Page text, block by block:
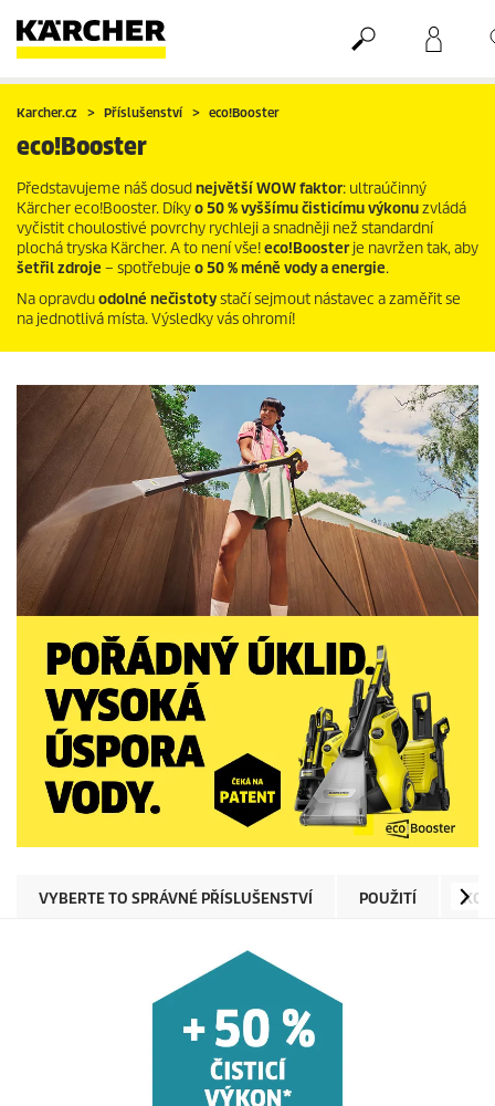
Nákupní košík
Seznam oblíbených produktů
Karcher.cz Příslušenství eco!Booster
eco!Booster
Představujeme náš dosudnejvětší WOW faktor: ultraúčinný
Kärchereco!Booster. Díkyo 50 % vyššímu čisticímu výkonuzvládá
vyčistit choulostivé povrchy rychleji a snadněji než standardní
plochá tryska Kärcher. A to není vše!eco!Boosterje navržen tak, aby
šetřilzdroje – spotřebuje o 50 % méně vody a energie.
Na opravduodolné nečistotystačí sejmout nástavec a zaměřit se
na jednotlivá místa. Výsledky vás ohromí!
VYBERTE TO SPRÁVNÉ PŘÍSLUŠENSTVÍ POUŽITÍ